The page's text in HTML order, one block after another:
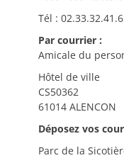
Tél :
Par courrier :
Amicale du
Hôtel de ville
CS50362
61014 ALENCON
Déposez vos
Parc de la